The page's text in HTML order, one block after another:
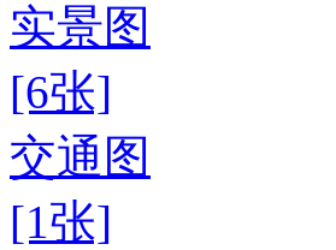
实景图
[6张]
交通图
[1张]